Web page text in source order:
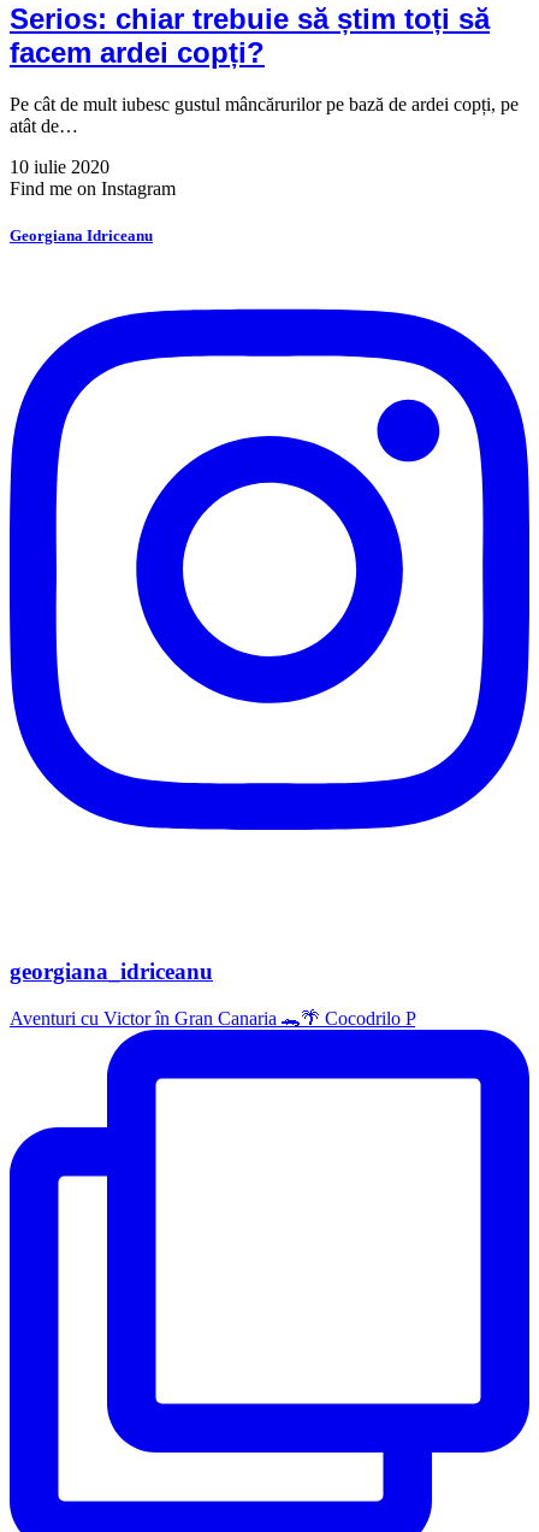
Serios: chiar trebuie să știm toți să
facem ardei copți?
Pe cât de mult iubesc gustul mâncărurilor pe bază de ardei copți, pe
atât de…
10 iulie 2020
Find me on Instagram
Georgiana Idriceanu
georgiana_idriceanu
Aventuri cu Victor în Gran Canaria 🐊🌴 Cocodrilo P